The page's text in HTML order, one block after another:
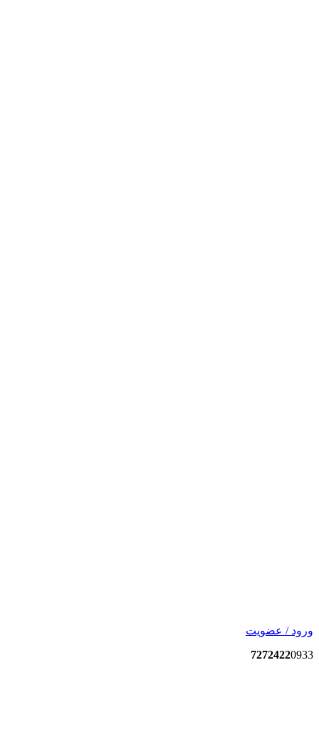
ورود / عضویت
72724220933